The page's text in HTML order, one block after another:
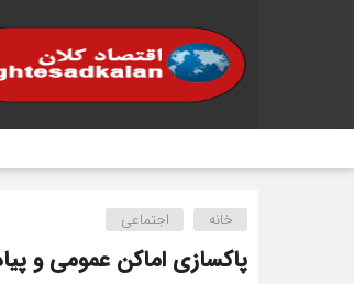
خانه اجتماعی
پاکسازی اماکن عمومی و